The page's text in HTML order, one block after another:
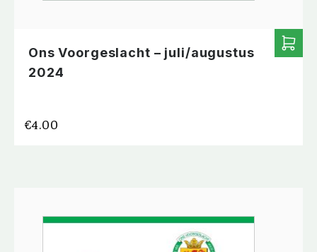
Ons Voorgeslacht – juli/augustus
2024
€4.00